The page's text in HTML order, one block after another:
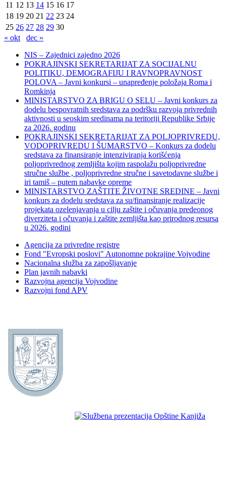
11 12 13 14 15 16 17
18 19 20 21 22 23 24
25 26 27 28 29 30
« okt
dec »
NIS – Zajednici zajedno 2026
POKRAJINSKI SEKRETARIJAT ZA SOCIJALNU
POLITIKU, DEMOGRAFIJU I RAVNOPRAVNOST
POLOVA – Javni konkursi – unapređenje položaja Roma i
Romkinja
MINISTARSTVO ZA BRIGU O SELU – Javni konkurs za
dodelu bespovratnih sredstava za podršku razvoja privrednih
aktivnosti u seoskim sredinama na teritoriji Republike Srbije
za 2026. godinu
POKRAJINSKI SEKRETARIJAT ZA POLJOPRIVREDU,
VODOPRIVREDU I ŠUMARSTVO – Konkurs za dodelu
sredstava za finansiranje intenziviranja korišćenja
poljoprivrednog zemljišta kojim raspolažu poljoprivredne
stručne službe , poljoprivredne stručne i savetodavne službe i
iri tamiš ‒ putem nabavke opreme
MINISTARSTVO ZAŠTITE ŽIVOTNE SREDINE – Javni
konkurs za dodelu sredstava za su/finansiranje realizacije
projekata ozelenjavanja u cilju zaštite i očuvanja predeonog
diverziteta i očuvanja i zaštite zemljišta kao prirodnog resursa
u 2026. godini
Agencija za privredne registre
Fond "Evropski poslovi" Autonomne pokrajine Vojvodine
Nacionalna služba za zapošljavanje
Plan javnih nabavki
Razvojna agencija Vojvodine
Razvojni fond APV